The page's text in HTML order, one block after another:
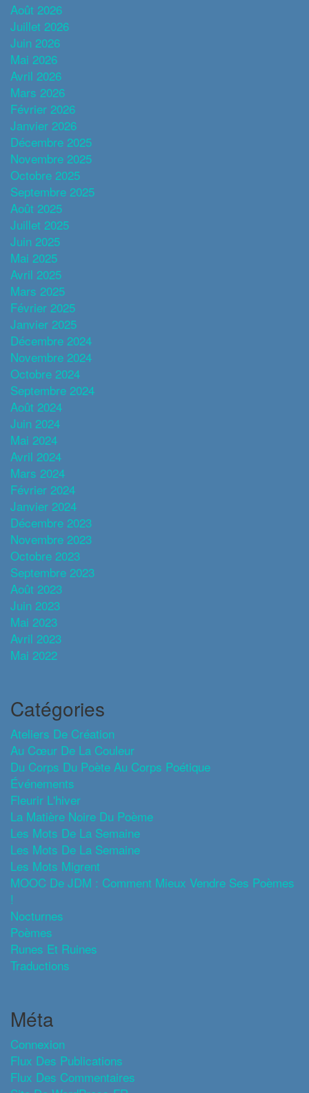
Août 2026
Juillet 2026
Juin 2026
Mai 2026
Avril 2026
Mars 2026
Février 2026
Janvier 2026
Décembre 2025
Novembre 2025
Octobre 2025
Septembre 2025
Août 2025
Juillet 2025
Juin 2025
Mai 2025
Avril 2025
Mars 2025
Février 2025
Janvier 2025
Décembre 2024
Novembre 2024
Octobre 2024
Septembre 2024
Août 2024
Juin 2024
Mai 2024
Avril 2024
Mars 2024
Février 2024
Janvier 2024
Décembre 2023
Novembre 2023
Octobre 2023
Septembre 2023
Août 2023
Juin 2023
Mai 2023
Avril 2023
Mai 2022
Catégories
Ateliers De Création
Au Cœur De La Couleur
Du Corps Du Poète Au Corps Poétique
Événements
Fleurir L'hiver
La Matière Noire Du Poème
Les Mots De La Semaine
Les Mots De La Semaine
Les Mots Migrent
MOOC De JDM : Comment Mieux Vendre Ses Poèmes
!
Nocturnes
Poèmes
Runes Et Ruines
Traductions
Méta
Connexion
Flux Des Publications
Flux Des Commentaires